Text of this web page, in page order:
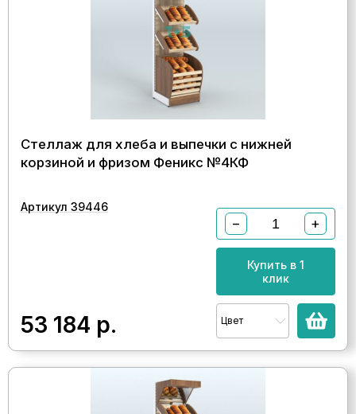
Стеллаж для хлеба и выпечки с нижней
корзиной и фризом Феникс №4КФ
Артикул 39446
53 184 р.
− +
Купить в 1
клик
Цвет